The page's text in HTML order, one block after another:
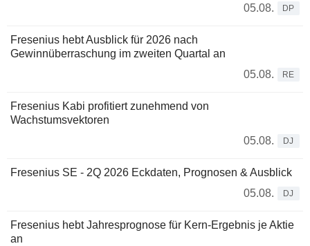
05.08.
DP
Fresenius hebt Ausblick für 2026 nach
Gewinnüberraschung im zweiten Quartal an
05.08.
RE
Fresenius Kabi profitiert zunehmend von
Wachstumsvektoren
05.08.
DJ
Fresenius SE - 2Q 2026 Eckdaten, Prognosen & Ausblick
05.08.
DJ
Fresenius hebt Jahresprognose für Kern-Ergebnis je Aktie
an